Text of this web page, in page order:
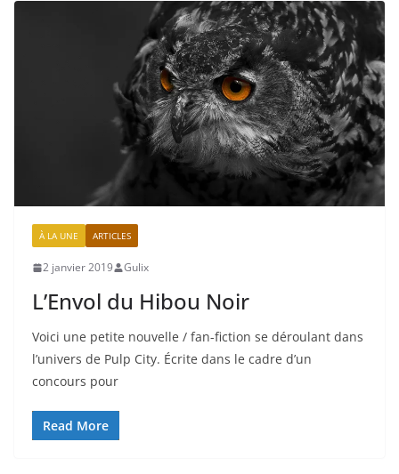
À LA UNE ARTICLES
2 janvier 2019 Gulix
L’Envol du Hibou Noir
Voici une petite nouvelle / fan-fiction se déroulant dans
l’univers de Pulp City. Écrite dans le cadre d’un
concours pour
Read More